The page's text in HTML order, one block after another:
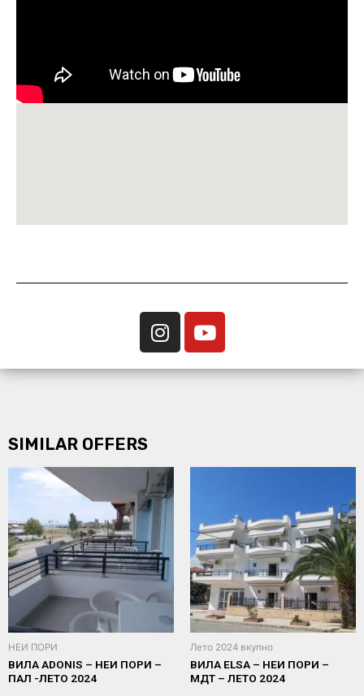
SIMILAR OFFERS
НЕИ ПОРИ
ВИЛА ADONIS – НЕИ ПOРИ –
ПАЛ -ЛЕТО 2024
Лето 2024 вкупно
ВИЛА ELSA – НЕИ ПОРИ –
МДТ – ЛЕТО 2024